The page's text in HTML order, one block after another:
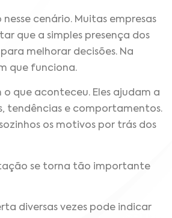
nesse cenário. Muitas empresas
que a simples presença dos
melhorar decisões. Na
que funciona.
o que aconteceu. Eles ajudam a
tendências e comportamentos.
os motivos por trás dos
se torna tão importante
diversas vezes pode indicar